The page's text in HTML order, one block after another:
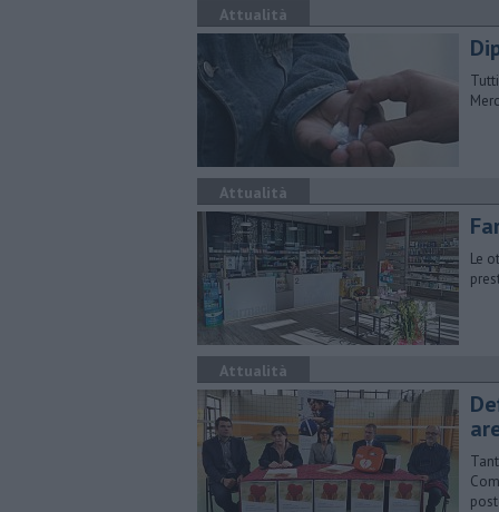
Attualità
Attualità
Le
Attualità